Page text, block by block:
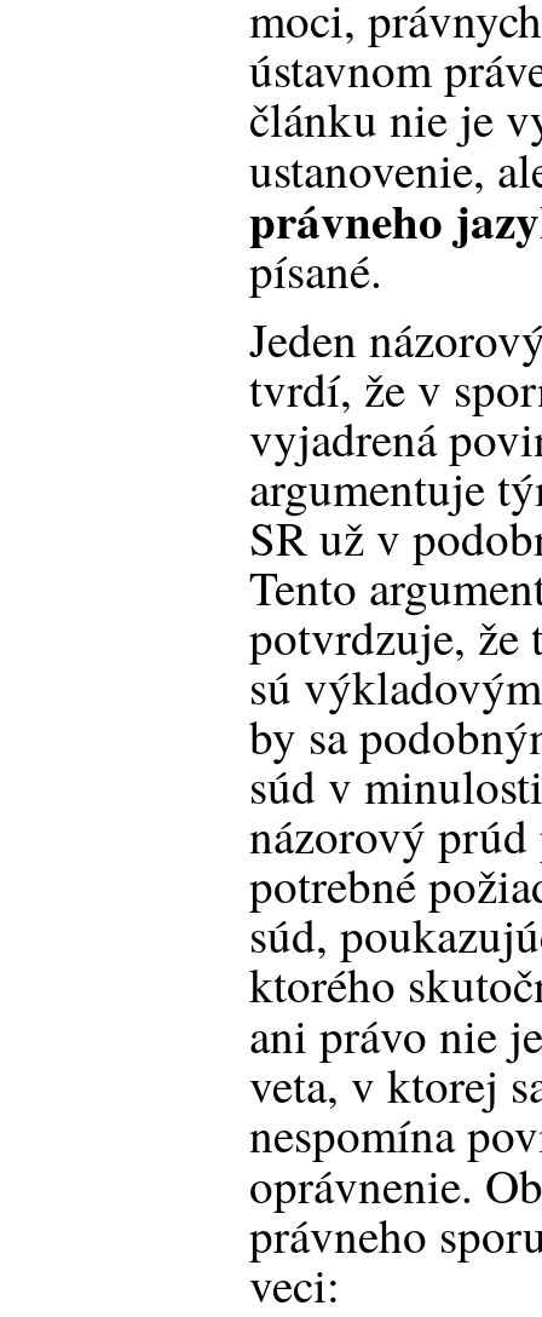
moci,
ústavnom
článku nie je
ustanovenie,
právneho
písané.
Jeden
tvrdí, že v
vyjadrená
argumentuje
SR už v
Tento
potvrdzuje, že
sú
by sa
súd v
názorový prúd
potrebné
súd,
ktorého
ani právo nie
veta, v ktorej
nespomína
oprávnenie.
právneho
veci: